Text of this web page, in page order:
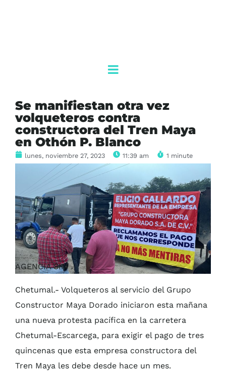
Se manifiestan otra vez
volqueteros contra
constructora del Tren Maya
en Othón P. Blanco
lunes, noviembre 27, 2023 11:39 am 1 minute
AGENCIA SIM
Chetumal.- Volqueteros al servicio del Grupo
Constructor Maya Dorado iniciaron esta mañana
una nueva protesta pacífica en la carretera
Chetumal-Escarcega, para exigir el pago de tres
quincenas que esta empresa constructora del
Tren Maya les debe desde hace un mes.